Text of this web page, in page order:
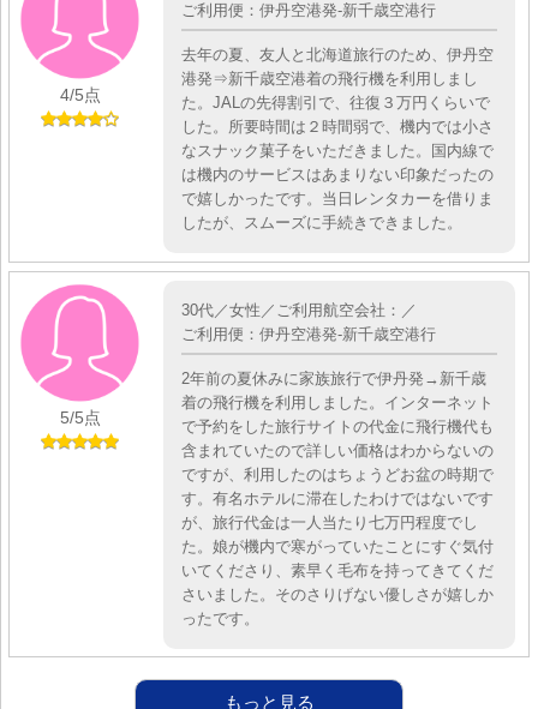
4/5点
ご利用便：伊丹空港発-新千歳空港行
去年の夏、友人と北海道旅行のため、伊丹空
港発⇒新千歳空港着の飛行機を利用しまし
た。JALの先得割引で、往復３万円くらいで
した。所要時間は２時間弱で、機内では小さ
なスナック菓子をいただきました。国内線で
は機内のサービスはあまりない印象だったの
で嬉しかったです。当日レンタカーを借りま
したが、スムーズに手続きできました。
5/5点
30代／女性／ご利用航空会社：／
ご利用便：伊丹空港発-新千歳空港行
2年前の夏休みに家族旅行で伊丹発→新千歳
着の飛行機を利用しました。インターネット
で予約をした旅行サイトの代金に飛行機代も
含まれていたので詳しい価格はわからないの
ですが、利用したのはちょうどお盆の時期で
す。有名ホテルに滞在したわけではないです
が、旅行代金は一人当たり七万円程度でし
た。娘が機内で寒がっていたことにすぐ気付
いてくださり、素早く毛布を持ってきてくだ
さいました。そのさりげない優しさが嬉しか
ったです。